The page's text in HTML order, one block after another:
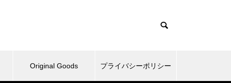
Original Goods プライバシーポリシー